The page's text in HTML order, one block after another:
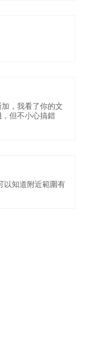
，我看了你的文
但不小心搞錯
以知道附近範圍有